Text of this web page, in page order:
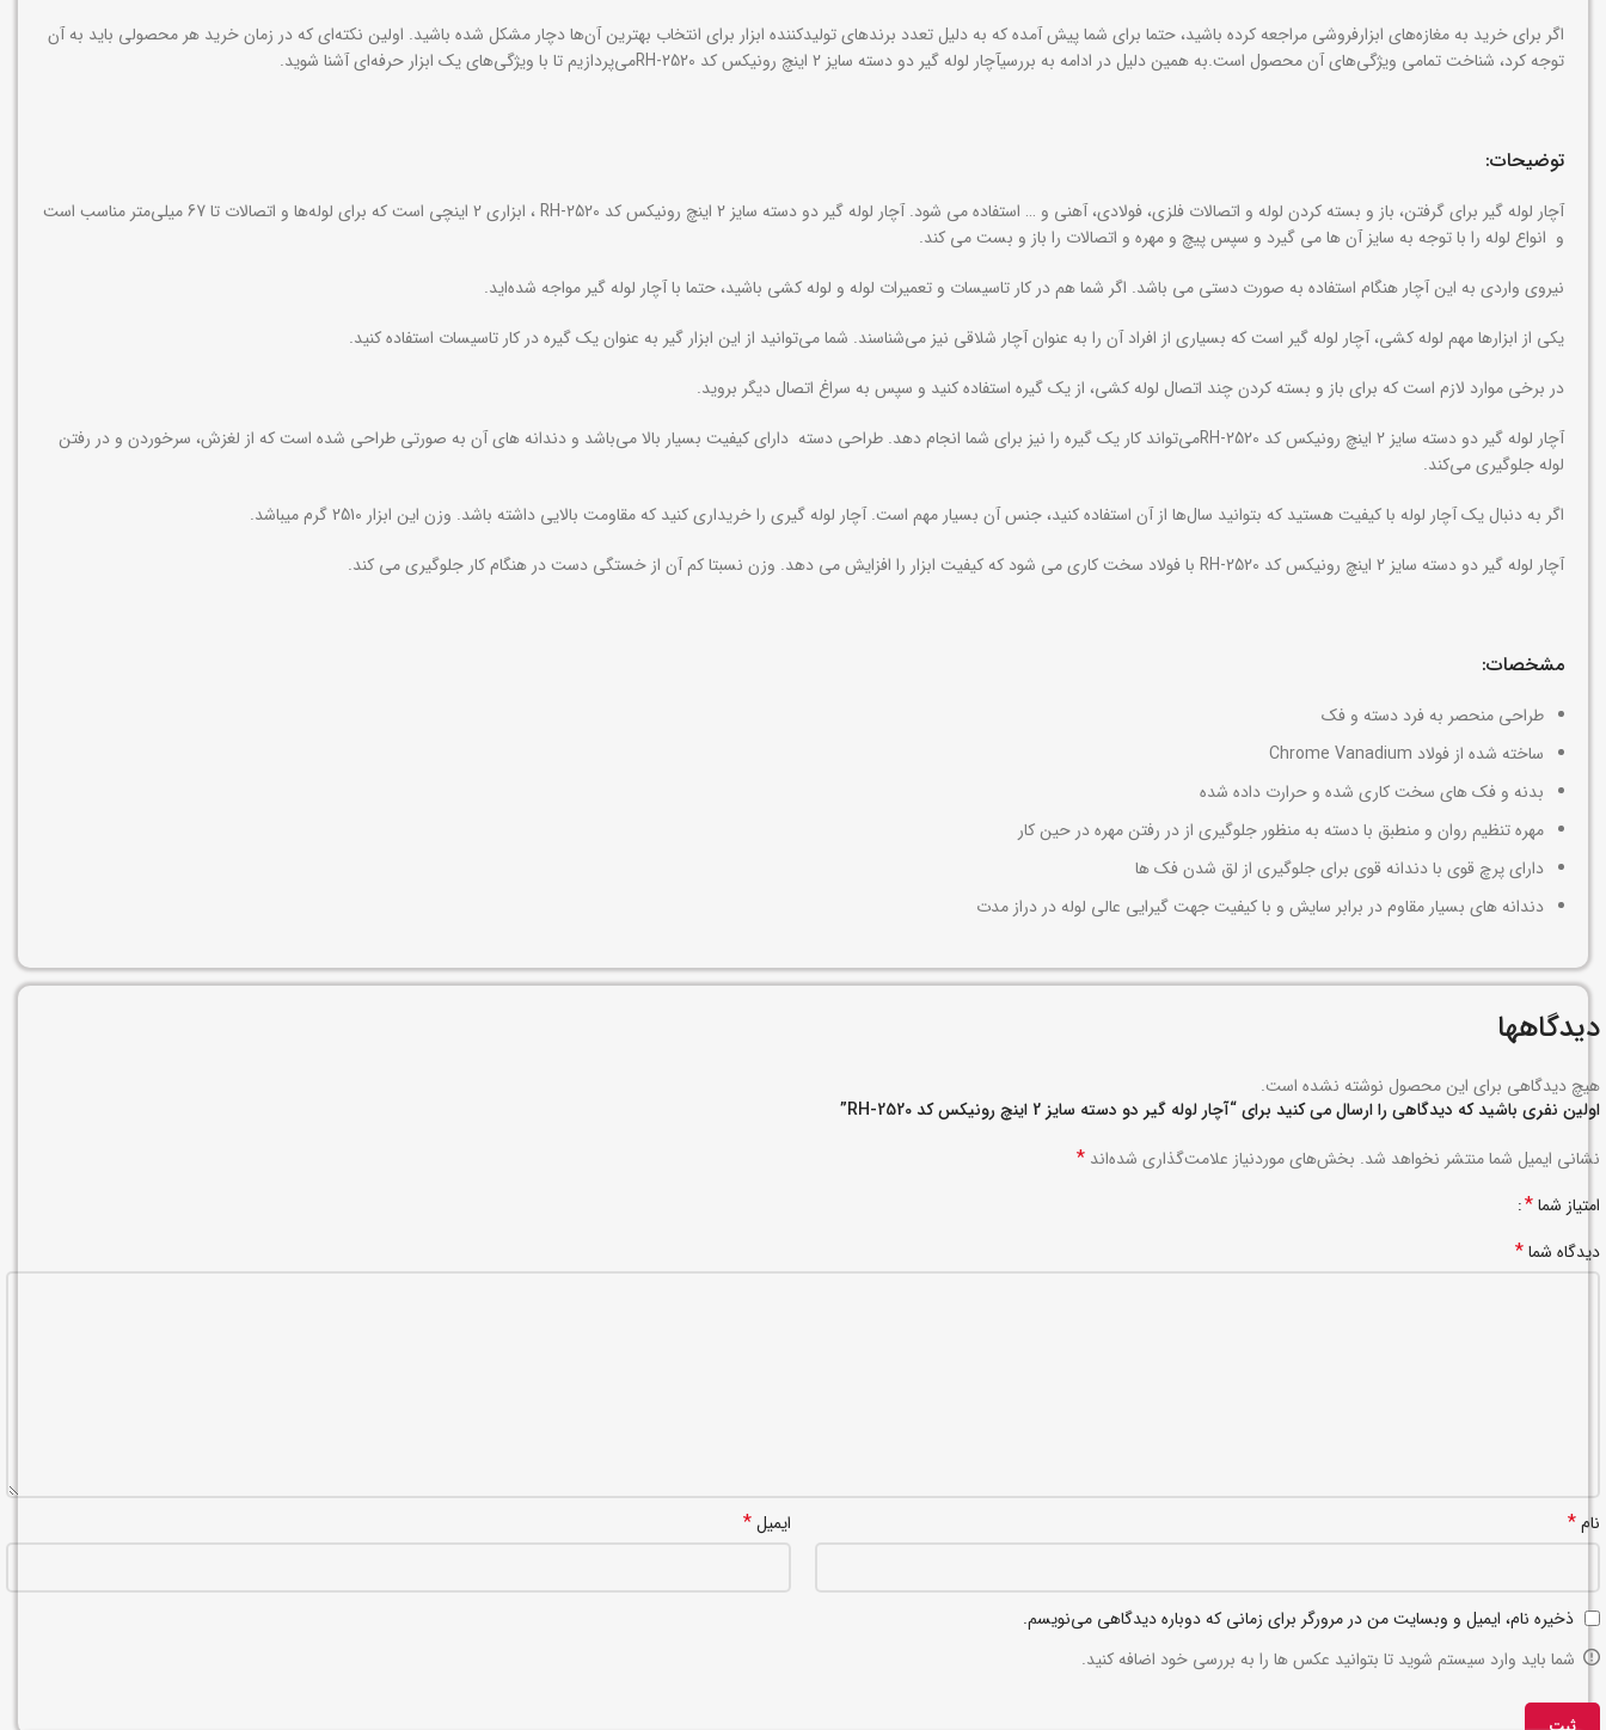
اگر برای خرید به مغازه‌های ابزارفروشی مراجعه کرده باشید، حتما برای شما پیش آمده که به دلیل تعدد برندهای تولیدکننده ابزار برای انتخاب بهترین آن‌ها دچار مشکل شده باشید. اولین نکته‌ای که در زمان خرید هر محصولی باید به آن
توجه کرد، شناخت تمامی ویژگی‌های آن محصول است.به همین دلیل در ادامه به بررسیآچار لوله گیر دو دسته سایز 2 اینچ رونیکس کد RH-2520می‌پردازیم تا با ویژگی‌های یک ابزار حرفه‌ای آشنا شوید.
توضیحات:
آچار لوله گیر برای گرفتن، باز و بسته کردن لوله و اتصالات فلزی، فولادی، آهنی و … استفاده می شود. آچار لوله گیر دو دسته سایز 2 اینچ رونیکس کد RH-2520 ، ابزاری 2 اینچی است که برای لوله‌ها و اتصالات تا 67 میلی‌متر مناسب است
و انواع لوله را با توجه به سایز آن ها می گیرد و سپس پیچ و مهره و اتصالات را باز و بست می کند.
نیروی واردی به این آچار هنگام استفاده به صورت دستی می باشد. اگر شما هم در کار تاسیسات و تعمیرات لوله و لوله‌ کشی باشید، حتما با آچار لوله‌ گیر مواجه شده‌اید.
یکی از ابزارها مهم لوله کشی، آچار لوله گیر است که بسیاری از افراد آن را به عنوان آچار شلاقی نیز می‌شناسند. شما می‌توانید از این ابزار گیر به عنوان یک گیره در کار تاسیسات استفاده کنید.
در برخی موارد لازم است که برای باز و بسته کردن چند اتصال لوله کشی، از یک گیره استفاده کنید و سپس به سراغ اتصال دیگر بروید.
آچار لوله گیر دو دسته سایز 2 اینچ رونیکس کد RH-2520می‌تواند کار یک گیره را نیز برای شما انجام دهد. طراحی دسته دارای کیفیت بسیار بالا می‌باشد و دندانه های آن به صورتی طراحی شده است که از لغزش، سرخوردن و در رفتن
لوله جلوگیری می‌کند.
اگر به دنبال یک آچار لوله با کیفیت هستید که بتوانید سال‌ها از آن استفاده کنید، جنس آن بسیار مهم است. آچار لوله گیری را خریداری کنید که مقاومت بالایی داشته باشد. وزن این ابزار 2510 گرم میباشد.
آچار لوله گیر دو دسته سایز 2 اینچ رونیکس کد RH-2520 با فولاد سخت کاری می شود که کیفیت ابزار را افزایش می دهد. وزن نسبتا کم آن از خستگی دست در هنگام کار جلوگیری می کند.
مشخصات:
طراحی منحصر به فرد دسته و فک
ساخته شده از فولاد Chrome Vanadium
بدنه و فک های سخت کاری شده و حرارت داده شده
مهره تنظیم روان و منطبق با دسته به منظور جلوگیری از در رفتن مهره در حین کار
دارای پرچ قوی با دندانه قوی برای جلوگیری از لق شدن فک ها
دندانه های بسیار مقاوم در برابر سایش و با کیفیت جهت گیرایی عالی لوله در دراز مدت
دیدگاهها
هیچ دیدگاهی برای این محصول نوشته نشده است.
اولین نفری باشید که دیدگاهی را ارسال می کنید برای “آچار لوله گیر دو دسته سایز 2 اینچ رونیکس کد RH-2520”
نشانی ایمیل شما منتشر نخواهد شد. بخش‌های موردنیاز علامت‌گذاری شده‌اند *
امتیاز شما*
دیدگاه شما*
نام* ایمیل*
ذخیره نام، ایمیل و وبسایت من در مرورگر برای زمانی که دوباره دیدگاهی می‌نویسم.
شما باید وارد سیستم شوید تا بتوانید عکس ها را به بررسی خود اضافه کنید.